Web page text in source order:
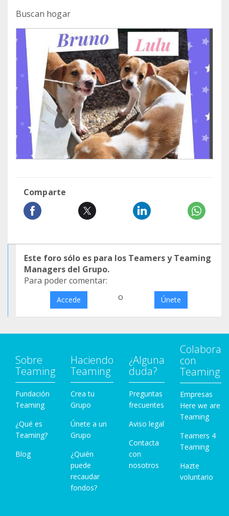
Buscan hogar
Comparte
Este foro sólo es para los Teamers y Teaming
Managers del Grupo.
Para poder comentar:
Accede o Únete
Sobre
Teaming
Fundación
Teaming
¿Qué es
Teaming?
Blog
Haciendo
Teaming
Crea tu
Grupo
Únete a un
Grupo
¿Quién
puede
recaudar
fondos?
¿Alguna
duda?
Preguntas
frecuentes
Aviso legal
Contacta
con
nosotros
Colabora
con
Teaming
Empresas
Here we are
Teaming
Teamers 4
Teaming
Hazte
voluntario